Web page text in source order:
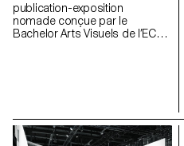
publication-exposition
nomade conçue par le
Bachelor Arts Visuels de l’ECAL
une exposition facilement
diffusable et activable à l’infini. À